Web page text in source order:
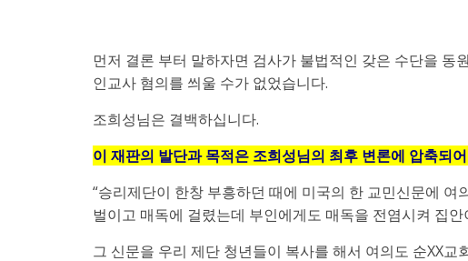
먼저 결론 부터 말하자면 검사가 불법적인 갖은 수단을
인교사 혐의를 씌울 수가 없었습니다.
조희성님은 결백하십니다.
이 재판의 발단과 목적은 조희성님의 최후 변론에 압축되
“승리제단이 한창 부흥하던 때에 미국의 한 교민신문에
벌이고 매독에 걸렸는데 부인에게도 매독을 전염시켜 집
그 신문을 우리 제단 청년들이 복사를 해서 여의도 순XX교